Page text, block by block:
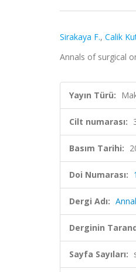
Sirakaya F., Calik
Annals of surgical
Yayın Türü:
Cilt numarası:
Basım Tarihi:
Doi Numarası:
Dergi Adı:
Derginin
Sayfa Sayıları: